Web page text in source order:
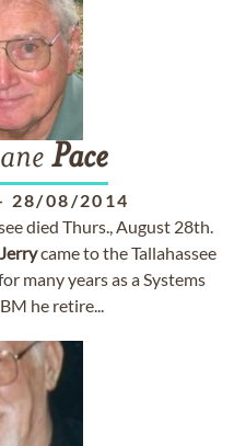
Pace
28/08/2014
died Thurs., August 28th.
Jerrycame to the Tallahassee
many years as a Systems
he retire...